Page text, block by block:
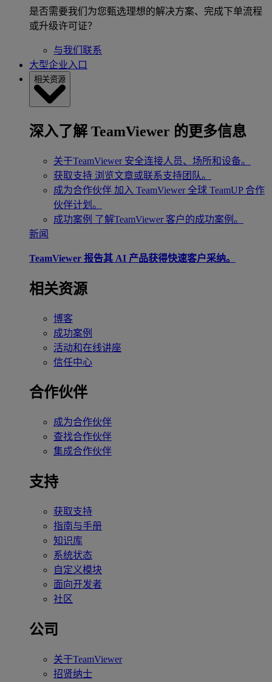
是否需要我们为您甄选理想的解决方案、完成下单流程
或升级许可证？
与我们联系
大型企业入口
相关资源
深入了解 TeamViewer 的更多信息
关于TeamViewer 安全连接人员、场所和设备。
获取支持 浏览文章或联系支持团队。
成为合作伙伴 加入 TeamViewer 全球 TeamUP 合作
伙伴计划。
成功案例 了解TeamViewer 客户的成功案例。
新闻
TeamViewer 报告其 AI 产品获得快速客户采纳。
相关资源
博客
成功案例
活动和在线讲座
信任中心
合作伙伴
成为合作伙伴
查找合作伙伴
集成合作伙伴
支持
获取支持
指南与手册
知识库
系统状态
自定义模块
面向开发者
社区
公司
关于TeamViewer
招贤纳士